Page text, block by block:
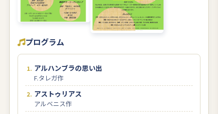
プログラム
アルハンブラの思い出
F.タレガ作
アストゥリアス
アルベニス作